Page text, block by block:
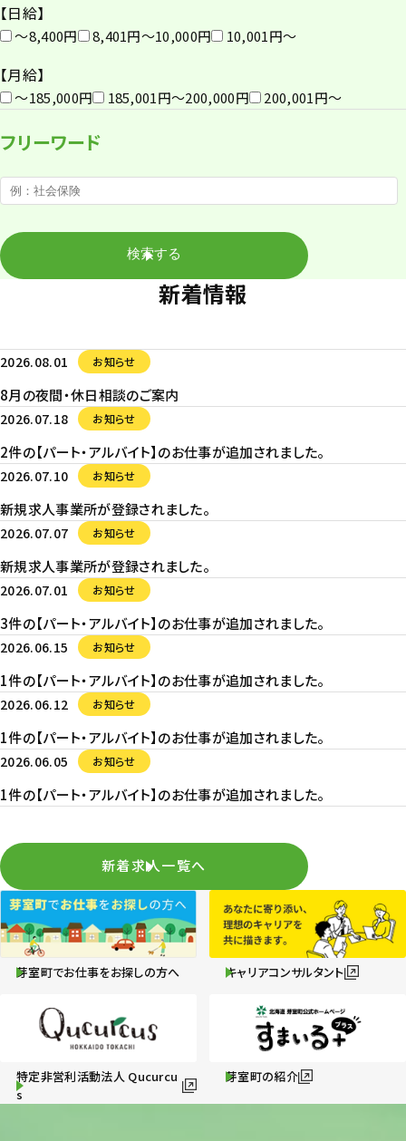
【日給】
〜8,400円 8,401円〜10,000円 10,001円〜
【月給】
〜185,000円 185,001円〜200,000円 200,001円〜
フリーワード
新着情報
2026.08.01 お知らせ
8月の夜間・休日相談のご案内
2026.07.18 お知らせ
2件の【パート・アルバイト】のお仕事が追加されました。
2026.07.10 お知らせ
新規求人事業所が登録されました。
2026.07.07 お知らせ
新規求人事業所が登録されました。
2026.07.01 お知らせ
3件の【パート・アルバイト】のお仕事が追加されました。
2026.06.15 お知らせ
1件の【パート・アルバイト】のお仕事が追加されました。
2026.06.12 お知らせ
1件の【パート・アルバイト】のお仕事が追加されました。
2026.06.05 お知らせ
1件の【パート・アルバイト】のお仕事が追加されました。
新着求人一覧へ
芽室町でお仕事をお探しの方へ キャリアコンサルタント
特定非営利活動法人 Qucurcu
s
芽室町の紹介